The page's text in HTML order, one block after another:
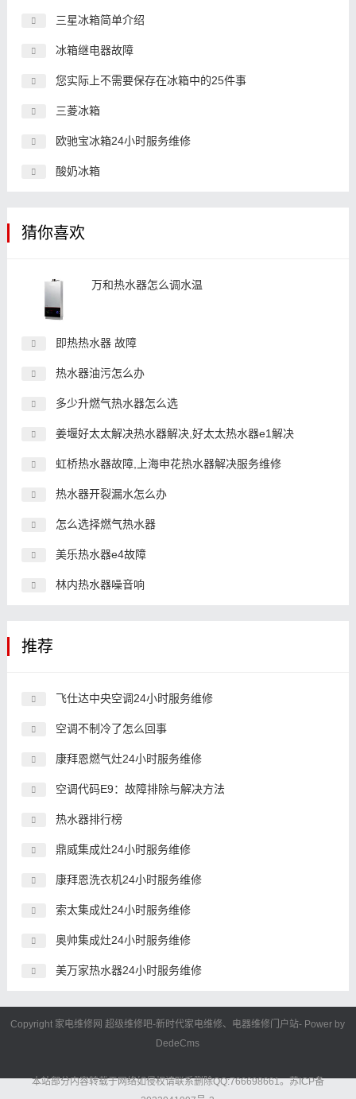
三星冰箱简单介绍
冰箱继电器故障
您实际上不需要保存在冰箱中的25件事
三菱冰箱
欧驰宝冰箱24小时服务维修
酸奶冰箱
猜你喜欢
万和热水器怎么调水温
即热热水器 故障
热水器油污怎么办
多少升燃气热水器怎么选
姜堰好太太解决热水器解决,好太太热水器e1解决
虹桥热水器故障,上海申花热水器解决服务维修
热水器开裂漏水怎么办
怎么选择燃气热水器
美乐热水器e4故障
林内热水器噪音响
推荐
飞仕达中央空调24小时服务维修
空调不制冷了怎么回事
康拜恩燃气灶24小时服务维修
空调代码E9：故障排除与解决方法
热水器排行榜
鼎威集成灶24小时服务维修
康拜恩洗衣机24小时服务维修
索太集成灶24小时服务维修
奥帅集成灶24小时服务维修
美万家热水器24小时服务维修
Copyright 家电维修网超级维修吧-新时代家电维修、电器维修门户站- Power by
DedeCms
本站部分内容转载于网络如侵权请联系删除QQ:766698661。苏ICP备